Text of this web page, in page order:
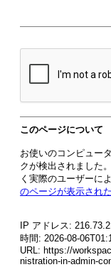
このページについて
お使いのコンピュー
クが検出されました
く実際のユーザーに
のページが表示され
IP アドレス:
時間: 2026-08-
URL: https://
nistration-in-admin-